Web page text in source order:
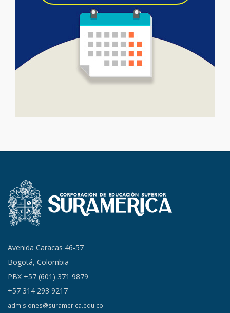
Avenida Caracas 46-57
Bogotá, Colombia
PBX +57 (601) 371 9879
+57 314 293 9217
admisiones@suramerica.edu.co